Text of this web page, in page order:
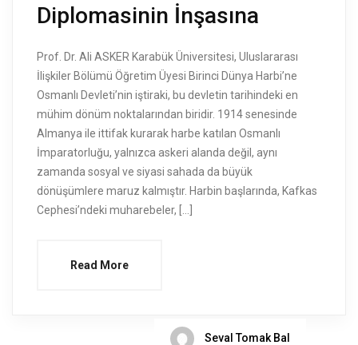
Diplomasinin İnşasına
Prof. Dr. Ali ASKER Karabük Üniversitesi, Uluslararası
İlişkiler Bölümü Öğretim Üyesi Birinci Dünya Harbi’ne
Osmanlı Devleti’nin iştiraki, bu devletin tarihindeki en
mühim dönüm noktalarından biridir. 1914 senesinde
Almanya ile ittifak kurarak harbe katılan Osmanlı
İmparatorluğu, yalnızca askeri alanda değil, aynı
zamanda sosyal ve siyasi sahada da büyük
dönüşümlere maruz kalmıştır. Harbin başlarında, Kafkas
Cephesi’ndeki muharebeler, […]
Read More
Seval Tomak Bal